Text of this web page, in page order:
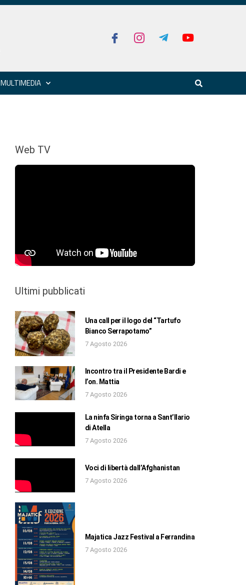
MULTIMEDIA
Web TV
Ultimi pubblicati
Una call per il logo del “Tartufo
Bianco Serrapotamo”
7 Agosto 2026
Incontro tra il Presidente Bardi e
l’on. Mattia
7 Agosto 2026
La ninfa Siringa torna a Sant’Ilario
di Atella
7 Agosto 2026
Voci di libertà dall’Afghanistan
7 Agosto 2026
Majatica Jazz Festival a Ferrandina
7 Agosto 2026